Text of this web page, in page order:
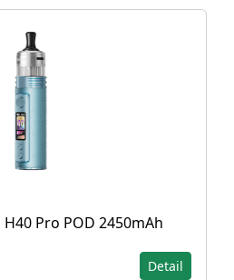
Pro POD 2450mAh
Detail